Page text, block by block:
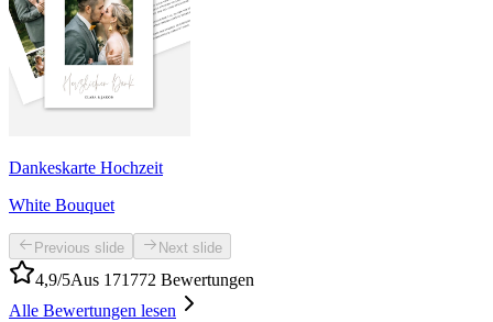
Dankeskarte Hochzeit
White Bouquet
Previous slide Next slide
4,9/5Aus 171772 Bewertungen
Alle Bewertungen lesen